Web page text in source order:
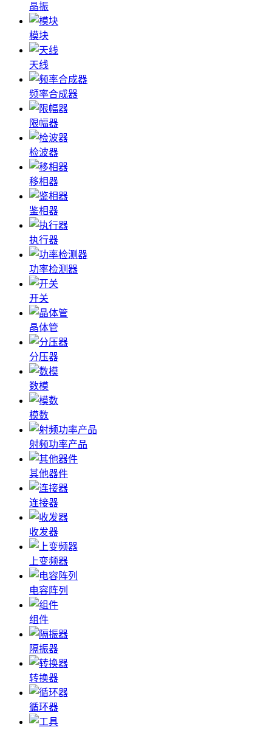
晶振
模块
天线
频率合成器
限幅器
检波器
移相器
鉴相器
执行器
功率检测器
开关
晶体管
分压器
数模
模数
射频功率产品
其他器件
连接器
收发器
上变频器
电容阵列
组件
隔振器
转换器
循环器